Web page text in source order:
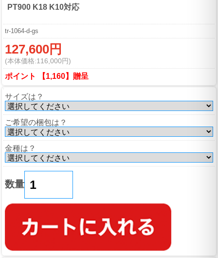
PT900 K18 K10対応
tr-1064-d-gs
127,600円
(本体価格:116,000円)
ポイント 【1,160】贈呈
サイズは？
ご希望の梱包は？
金種は？
数量